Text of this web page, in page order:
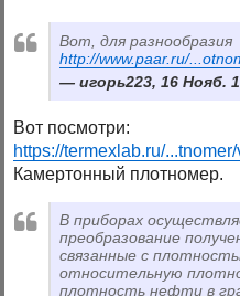
Вот, для разнообразия
http://www.paar.ru/
игорь223, 16 Нояб.
Вот посмотри:
https://termexlab.ru/
Камертонный плотномер.
В приборах
преобразование
связанные с
относительную
плотность нефти в